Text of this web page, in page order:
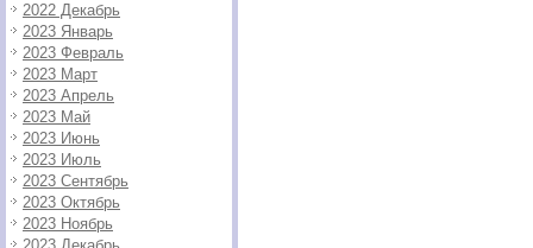
2022 Декабрь
2023 Январь
2023 Февраль
2023 Март
2023 Апрель
2023 Май
2023 Июнь
2023 Июль
2023 Сентябрь
2023 Октябрь
2023 Ноябрь